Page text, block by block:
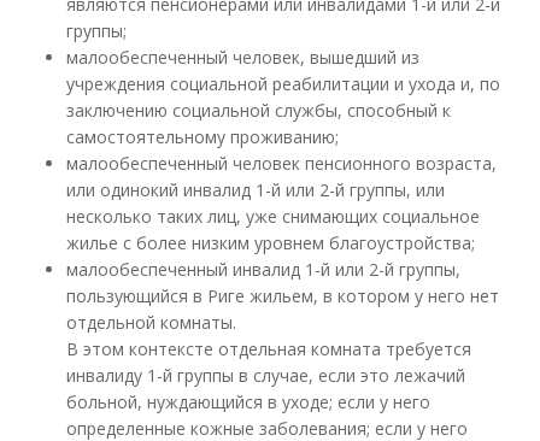
группы;
малообеспеченный человек, вышедший из
учреждения социальной реабилитации и ухода и, по
заключению социальной службы, способный к
самостоятельному проживанию;
малообеспеченный человек пенсионного возраста,
или одинокий инвалид 1-й или 2-й группы, или
несколько таких лиц, уже снимающих социальное
жилье с более низким уровнем благоустройства;
малообеспеченный инвалид 1-й или 2-й группы,
пользующийся в Риге жильем, в котором у него нет
отдельной комнаты.
В этом контексте отдельная комната требуется
инвалиду 1-й группы в случае, если это лежачий
больной, нуждающийся в уходе; если у него
определенные кожные заболевания; если у него